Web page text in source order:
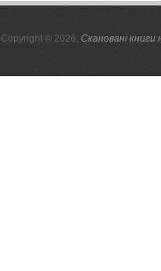
Copyright © 2026, Скановані книги